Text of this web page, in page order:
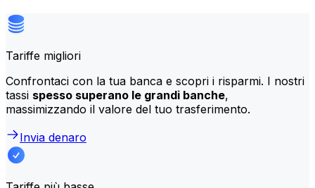
Tariffe migliori
Confrontaci con la tua banca e scopri i risparmi. I nostri
tassi spesso superano le grandi banche,
massimizzando il valore del tuo trasferimento.
Invia denaro